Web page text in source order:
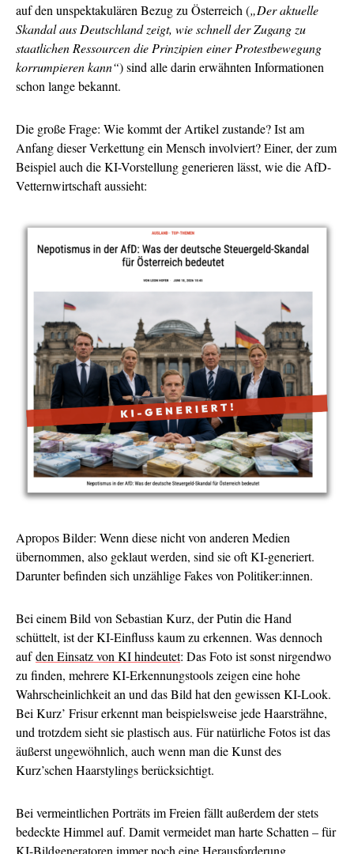
auf den unspektakulären Bezug zu Österreich („Der aktuelle
Skandal aus Deutschland zeigt, wie schnell der Zugang zu
staatlichen Ressourcen die Prinzipien einer Protestbewegung
korrumpieren kann“) sind alle darin erwähnten Informationen
schon lange bekannt.
Die große Frage: Wie kommt der Artikel zustande? Ist am
Anfang dieser Verkettung ein Mensch involviert? Einer, der zum
Beispiel auch die KI-Vorstellung generieren lässt, wie die AfD-
Vetternwirtschaft aussieht:
Apropos Bilder: Wenn diese nicht von anderen Medien
übernommen, also geklaut werden, sind sie oft KI-generiert.
Darunter befinden sich unzählige Fakes von Politiker:innen.
Bei einem Bild von Sebastian Kurz, der Putin die Hand
schüttelt, ist der KI-Einfluss kaum zu erkennen. Was dennoch
aufden Einsatz von KI hindeutet: Das Foto ist sonst nirgendwo
zu finden, mehrere KI-Erkennungstools zeigen eine hohe
Wahrscheinlichkeit an und das Bild hat den gewissen KI-Look.
Bei Kurz’ Frisur erkennt man beispielsweise jede Haarsträhne,
und trotzdem sieht sie plastisch aus. Für natürliche Fotos ist das
äußerst ungewöhnlich, auch wenn man die Kunst des
Kurz’schen Haarstylings berücksichtigt.
Bei vermeintlichen Porträts im Freien fällt außerdem der stets
bedeckte Himmel auf. Damit vermeidet man harte Schatten – für